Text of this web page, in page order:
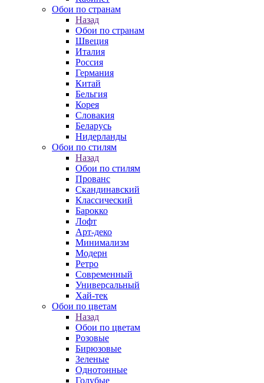
Обои по странам
Назад
Обои по странам
Швеция
Италия
Россия
Германия
Китай
Бельгия
Корея
Словакия
Беларусь
Нидерланды
Обои по стилям
Назад
Обои по стилям
Прованс
Скандинавский
Классический
Барокко
Лофт
Арт-деко
Минимализм
Модерн
Ретро
Современный
Универсальный
Хай-тек
Обои по цветам
Назад
Обои по цветам
Розовые
Бирюзовые
Зеленые
Однотонные
Голубые